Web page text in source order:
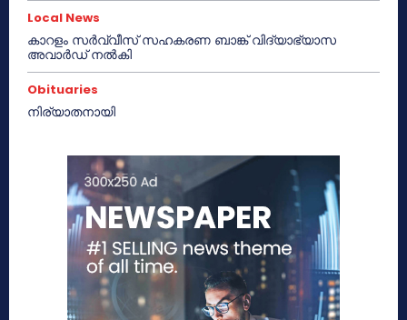
Local News
കാറളം സർവ്വീസ് സഹകരണ ബാങ്ക് വിദ്യാഭ്യാസ
അവാർഡ് നൽകി
Obituaries
നിര്യാതനായി